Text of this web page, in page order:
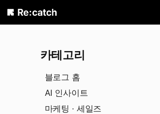
Skip
카테고리
블로그 홈
AI 인사이트
마케팅 · 세일즈